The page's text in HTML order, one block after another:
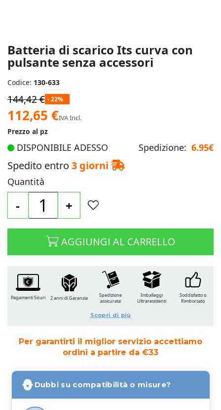
Batteria di scarico Its curva con
pulsante senza accessori
Codice: 130-633
144,42 € - 22%
Prezzo
speciale
112,65 €IVA Incl.
Prezzo al pz
DISPONIBILE ADESSO Spedizione: 6.95€
Spedito entro 3 giorni
Quantità
- +
AGGIUNGI AL CARRELLO
Per garantirti il miglior servizio accettiamo
ordini a partire da €33
Dubbi su compatibilità o misure?
Pagamenti Sicuri 2 anni di Garanzia
Spedizione
assicurata
Imballaggi
Ultraresistenti
Soddisfatto o
Rimborsato
Scopri di più